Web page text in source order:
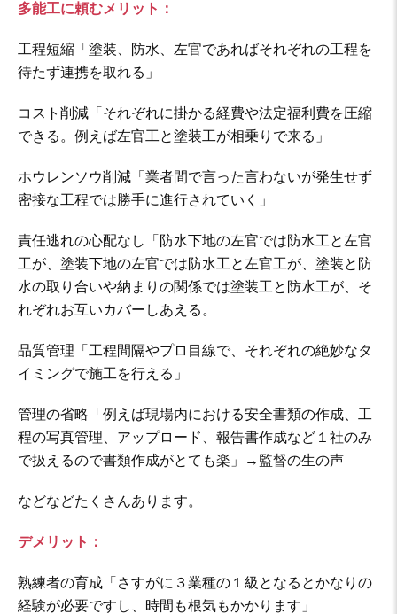
多能工に頼むメリット：
工程短縮「塗装、防水、左官であればそれぞれの工程を
待たず連携を取れる」
コスト削減「それぞれに掛かる経費や法定福利費を圧縮
できる。例えば左官工と塗装工が相乗りで来る」
ホウレンソウ削減「業者間で言った言わないが発生せず
密接な工程では勝手に進行されていく」
責任逃れの心配なし「防水下地の左官では防水工と左官
工が、塗装下地の左官では防水工と左官工が、塗装と防
水の取り合いや納まりの関係では塗装工と防水工が、そ
れぞれお互いカバーしあえる。
品質管理「工程間隔やプロ目線で、それぞれの絶妙なタ
イミングで施工を行える」
管理の省略「例えば現場内における安全書類の作成、工
程の写真管理、アップロード、報告書作成など１社のみ
で扱えるので書類作成がとても楽」→監督の生の声
などなどたくさんあります。
デメリット：
熟練者の育成「さすがに３業種の１級となるとかなりの
経験が必要ですし、時間も根気もかかります」